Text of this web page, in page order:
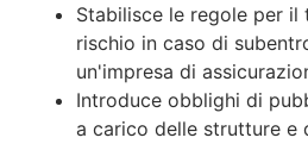
Stabilisce le regole per il
rischio in caso di
un'impresa di
Introduce obblighi di
a carico delle strutture e